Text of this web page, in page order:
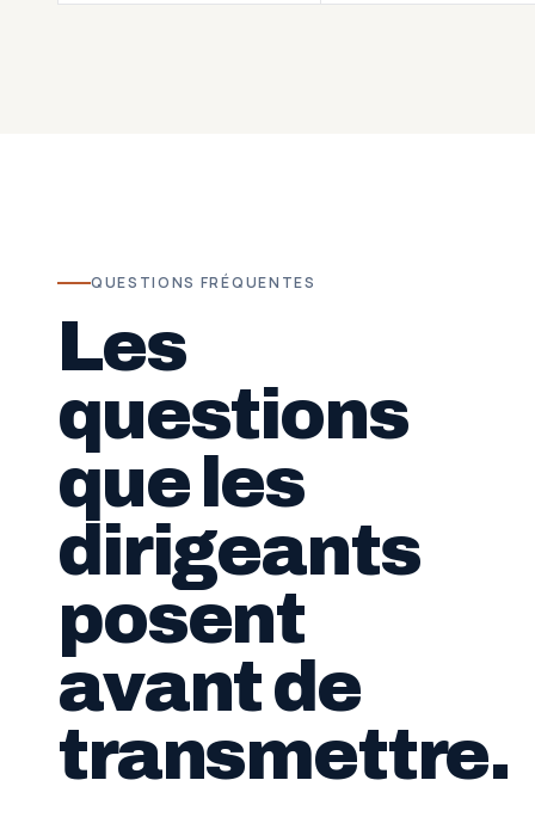
QUESTIONS FRÉQUENTES
Les
questions
que les
dirigeants
posent
avant de
transmettre.